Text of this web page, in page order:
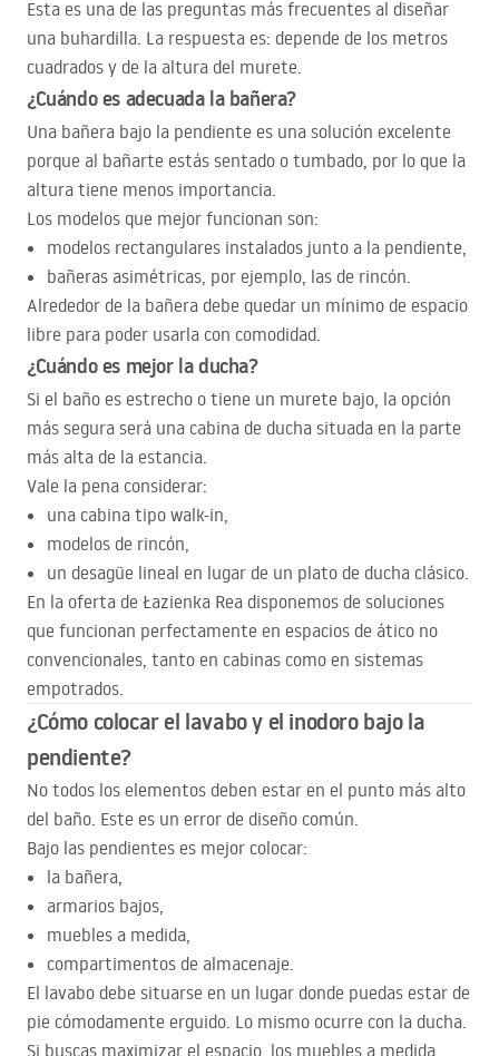
Esta es una de las preguntas más frecuentes al diseñar
una buhardilla. La respuesta es: depende de los metros
cuadrados y de la altura del murete.
¿Cuándo es adecuada la bañera?
Una bañera bajo la pendiente es una solución excelente
porque al bañarte estás sentado o tumbado, por lo que la
altura tiene menos importancia.
Los modelos que mejor funcionan son:
modelos rectangulares instalados junto a la pendiente,
bañeras asimétricas, por ejemplo, las de rincón.
Alrededor de la bañera debe quedar un mínimo de espacio
libre para poder usarla con comodidad.
¿Cuándo es mejor la ducha?
Si el baño es estrecho o tiene un murete bajo, la opción
más segura será una cabina de ducha situada en la parte
más alta de la estancia.
Vale la pena considerar:
una cabina tipo walk-in,
modelos de rincón,
un desagüe lineal en lugar de un plato de ducha clásico.
En la oferta de Łazienka Rea disponemos de soluciones
que funcionan perfectamente en espacios de ático no
convencionales, tanto en cabinas como en sistemas
empotrados.
¿Cómo colocar el lavabo y el inodoro bajo la
pendiente?
No todos los elementos deben estar en el punto más alto
del baño. Este es un error de diseño común.
Bajo las pendientes es mejor colocar:
la bañera,
armarios bajos,
muebles a medida,
compartimentos de almacenaje.
El lavabo debe situarse en un lugar donde puedas estar de
pie cómodamente erguido. Lo mismo ocurre con la ducha.
Si buscas maximizar el espacio, los muebles a medida